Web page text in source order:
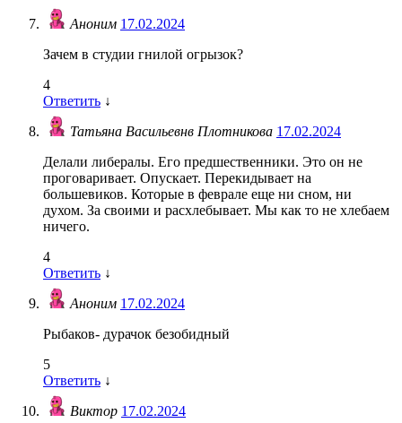
Аноним 17.02.2024
Зачем в студии гнилой огрызок?
4
Ответить ↓
Татьяна Васильевнв Плотникова 17.02.2024
Делали либералы. Его предшественники. Это он не
проговаривает. Опускает. Перекидывает на
большевиков. Которые в феврале еще ни сном, ни
духом. За своими и расхлебывает. Мы как то не хлебаем
ничего.
4
Ответить ↓
Аноним 17.02.2024
Рыбаков- дурачок безобидный
5
Ответить ↓
Виктор 17.02.2024